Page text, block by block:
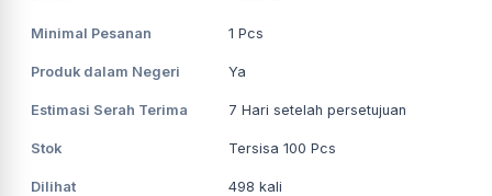
Minimal Pesanan 1 Pcs
Produk dalam Negeri Ya
Estimasi Serah Terima 7 Hari setelah persetujuan
Stok Tersisa 100 Pcs
Dilihat 498 kali